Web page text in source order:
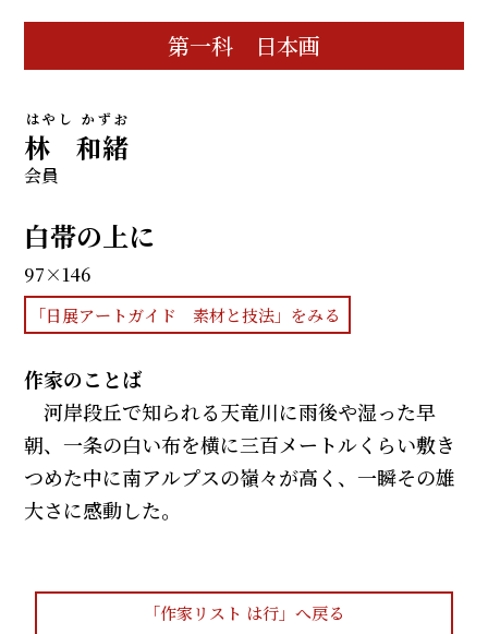
第一科 日本画
林 和緒
はやし かずお
会員
白帯の上に
97×146
「日展アートガイド 素材と技法」をみる
作家のことば
河岸段丘で知られる天竜川に雨後や湿った早
朝、一条の白い布を横に三百メートルくらい敷き
つめた中に南アルプスの嶺々が高く、一瞬その雄
大さに感動した。
「作家リスト は行」へ戻る